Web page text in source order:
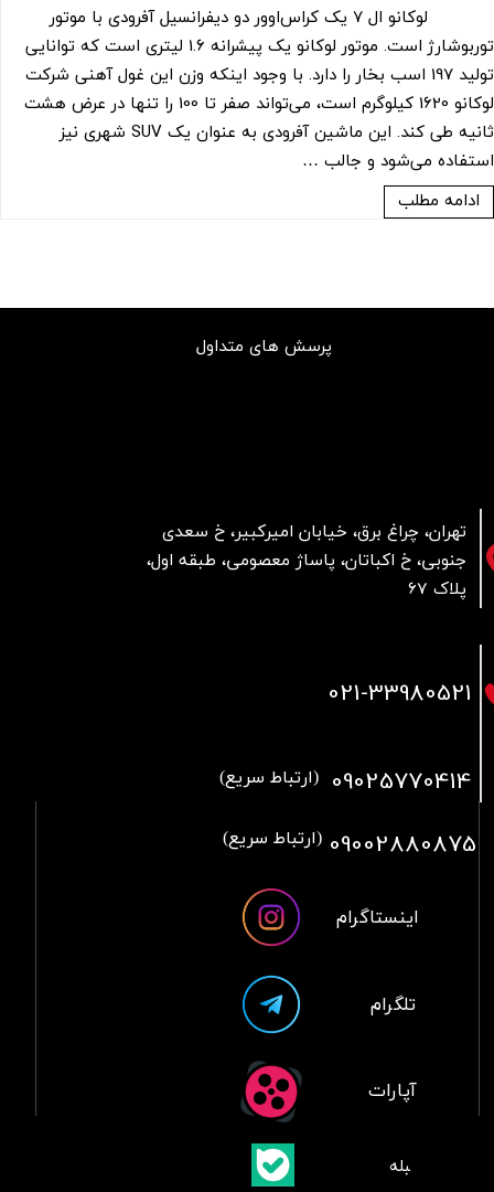
لوکانو ال 7 یک کراس‌اوور دو دیفرانسیل آفرودی با موتور
توربوشارژ است. موتور لوکانو یک پیشرانه 1.6 لیتری است که توانایی
تولید 197 اسب بخار را دارد. با وجود اینکه وزن این غول آهنی شرکت
لوکانو 1620 کیلوگرم است، می‌تواند صفر تا 100 را تنها در عرض هشت
ثانیه طی کند. این ماشین آفرودی به عنوان یک SUV شهری نیز
استفاده می‌شود و جالب …
ادامه مطلب
تهران، چراغ برق، خیابان امیرکبیر، خ سعدی
جنوبی، خ اکباتان، پاساژ معصومی، طبقه اول،
پلاک 67
پرسش های متداول
021-33980521
09025770414 (ارتباط سریع)
09002880875 (ارتباط سریع)
آپارات
تلگرام
اینستاگرام
​بلبله​​​​​​​بله